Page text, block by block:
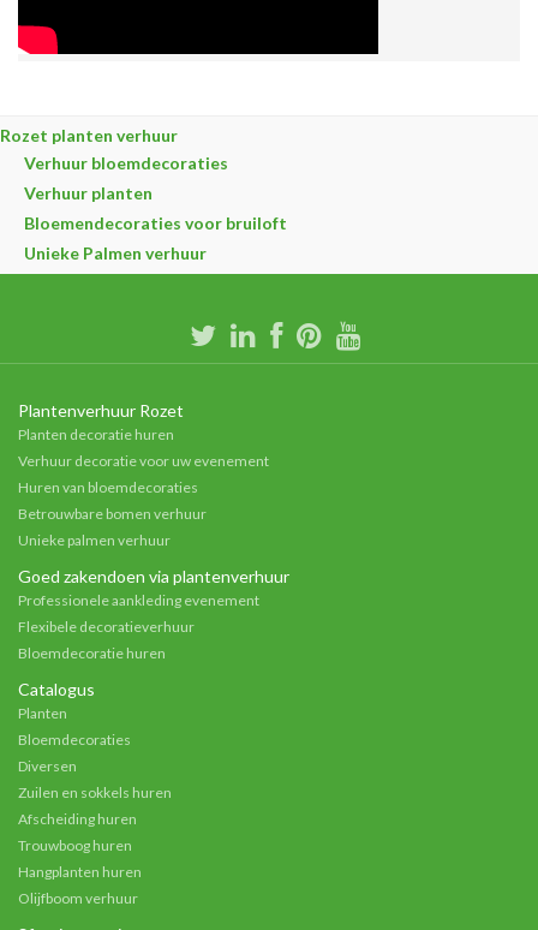
Rozet planten verhuur
Verhuur bloemdecoraties
Verhuur planten
Bloemendecoraties voor bruiloft
Unieke Palmen verhuur
Plantenverhuur Rozet
Planten decoratie huren
Verhuur decoratie voor uw evenement
Huren van bloemdecoraties
Betrouwbare bomen verhuur
Unieke palmen verhuur
Goed zakendoen via plantenverhuur
Professionele aankleding evenement
Flexibele decoratieverhuur
Bloemdecoratie huren
Catalogus
Planten
Bloemdecoraties
Diversen
Zuilen en sokkels huren
Afscheiding huren
Trouwboog huren
Hangplanten huren
Olijfboom verhuur